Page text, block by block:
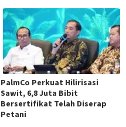
PalmCo Perkuat Hilirisasi
Sawit, 6,8 Juta Bibit
Bersertifikat Telah Diserap
Petani